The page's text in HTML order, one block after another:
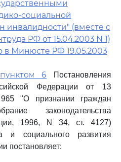
социальной
инвалидности" (вместе с
РФ от 15.04.2003 N 1)
в Минюсте РФ 19.05.2003
пунктом 6 Постановления
Федерации от 13
"О признании граждан
законодательства
1996, N 34, ст. 4127)
и социального развития
постановляет: